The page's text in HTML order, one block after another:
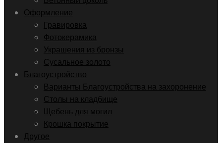
Оформление
Гравировка
Фотокерамика
Украшения из бронзы
Сусальное золото
Благоустройство
Варианты Благоустройства на захоронение
Столы на кладбище
Щебень для могил
Крошка покрытие
Другое